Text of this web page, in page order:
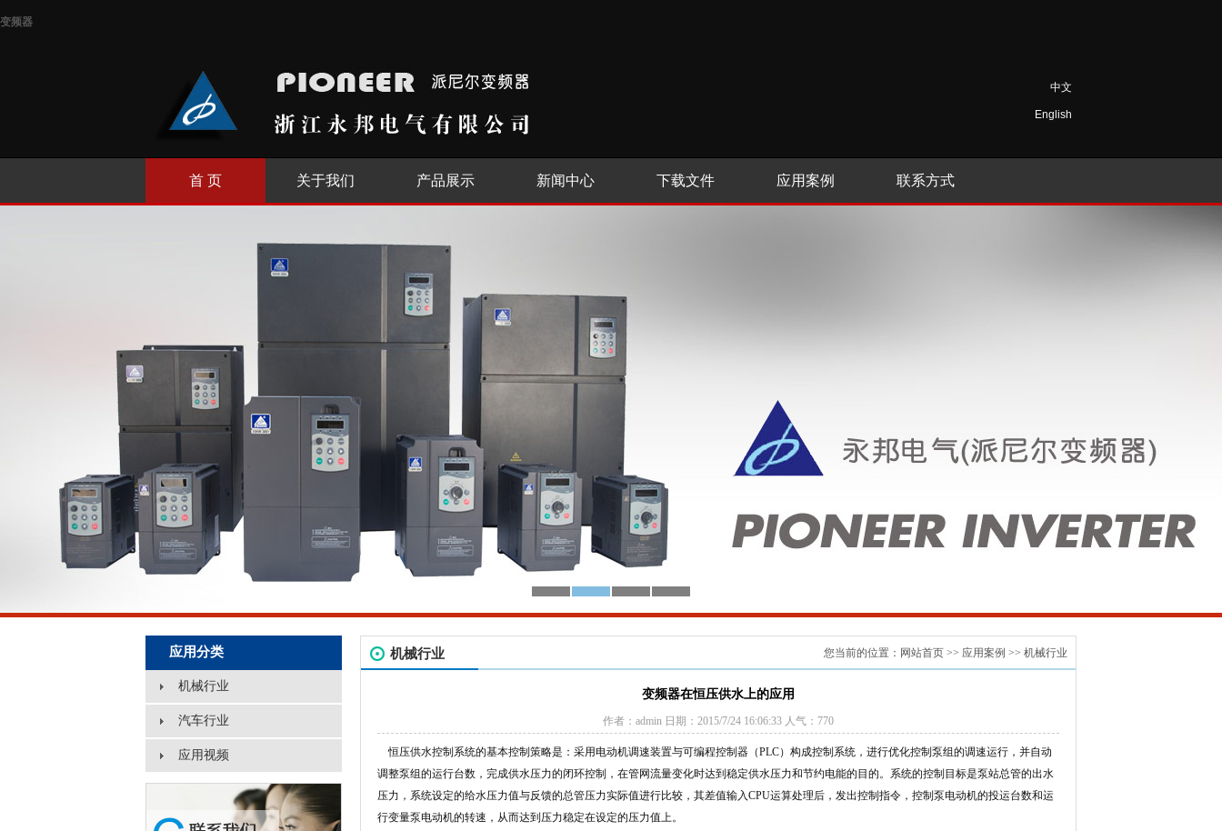
变频器
中文
English
首 页 关于我们 产品展示 新闻中心 下载文件 应用案例 联系方式
应用分类
机械行业
汽车行业
应用视频
机械行业 您当前的位置： 网站首页 >> 应用案例 >> 机械行业
变频器在恒压供水上的应用
作者：admin 日期：2015/7/24 16:06:33 人气： 770
恒压供水控制系统的基本控制策略是：采用电动机调速装置与可编程控制器（PLC）构成控制系统，进行优化控制泵组的调速运行，并自动
调整泵组的运行台数，完成供水压力的闭环控制，在管网流量变化时达到稳定供水压力和节约电能的目的。系统的控制目标是泵站总管的出水
压力，系统设定的给水压力值与反馈的总管压力实际值进行比较，其差值输入CPU运算处理后，发出控制指令，控制泵电动机的投运台数和运
行变量泵电动机的转速，从而达到压力稳定在设定的压力值上。